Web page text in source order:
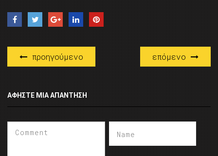
προηγούμενο επόμενο
ΑΦΉΣΤΕ ΜΙΑ ΑΠΆΝΤΗΣΗ